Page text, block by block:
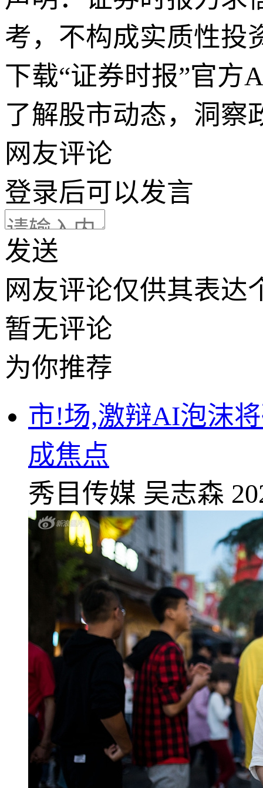
考，不构成实质性投
下载“证券时报”官方
了解股市动态，洞察
网友评论
登录后可以发言
发送
网友评论仅供其表达
暂无评论
为你推荐
市!场,激辩AI泡沫
成焦点
秀目传媒 吴志森